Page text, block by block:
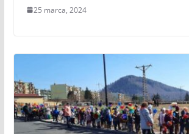
25 marca, 2024